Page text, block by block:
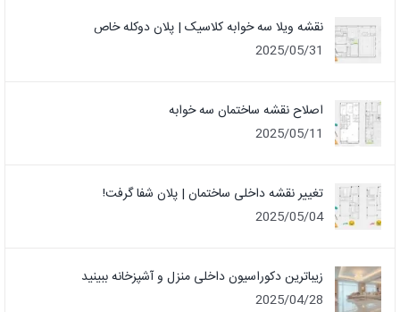
نقشه ویلا سه خوابه کلاسیک | پلان دوکله خاص
2025/05/31
اصلاح نقشه ساختمان سه خوابه
2025/05/11
تغییر نقشه داخلی ساختمان | پلان شفا گرفت!
2025/05/04
زیباترین دکوراسیون داخلی منزل و آشپزخانه ببینید
2025/04/28